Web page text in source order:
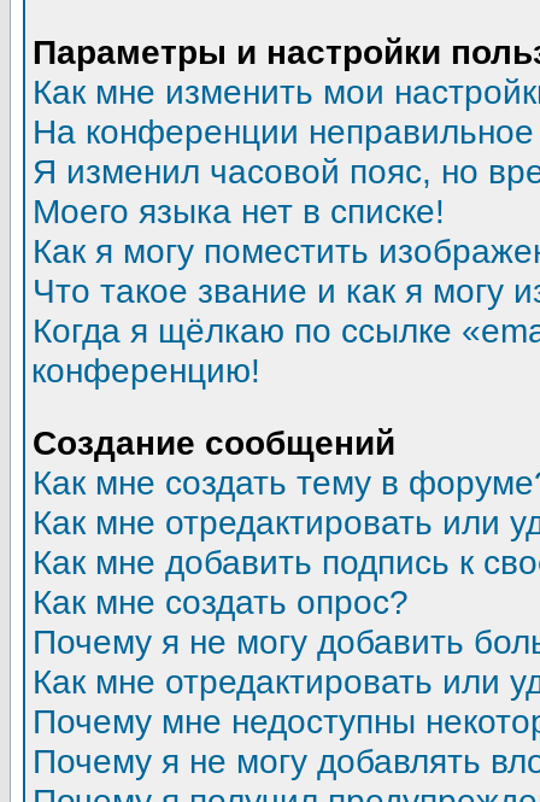
Параметры и настройки
Как мне изменить мои
На конференции
Я изменил часовой пояс, но
Моего языка нет в списке!
Как я могу поместить
Что такое звание и как я могу
Когда я щёлкаю по ссылке
конференцию!
Создание сообщений
Как мне создать тему в
Как мне отредактировать или
Как мне добавить подпись к
Как мне создать опрос?
Почему я не могу добавить
Как мне отредактировать или
Почему мне недоступны
Почему я не могу добавлять